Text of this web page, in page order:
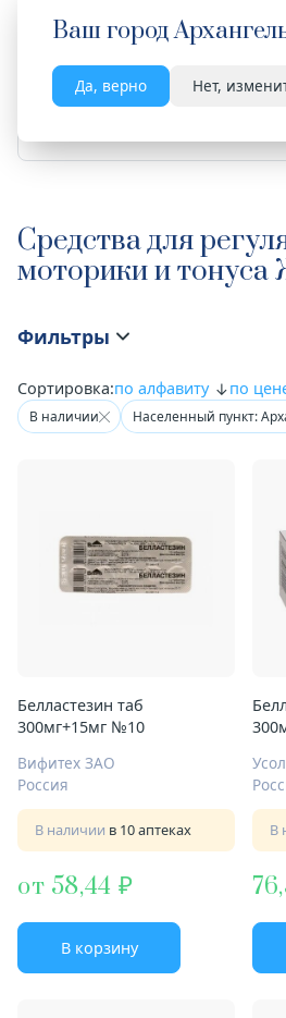
Ваш город
Да, верно Нет,
Весь сайт
Средства для
моторики и
Фильтры
Сортировка:по алфавиту по
В наличии Населенный пункт:
Белластезин таб
300мг+15мг №10
Вифитех ЗАО
Россия
В наличии в 10 аптеках
от 58,44
В корзину
В